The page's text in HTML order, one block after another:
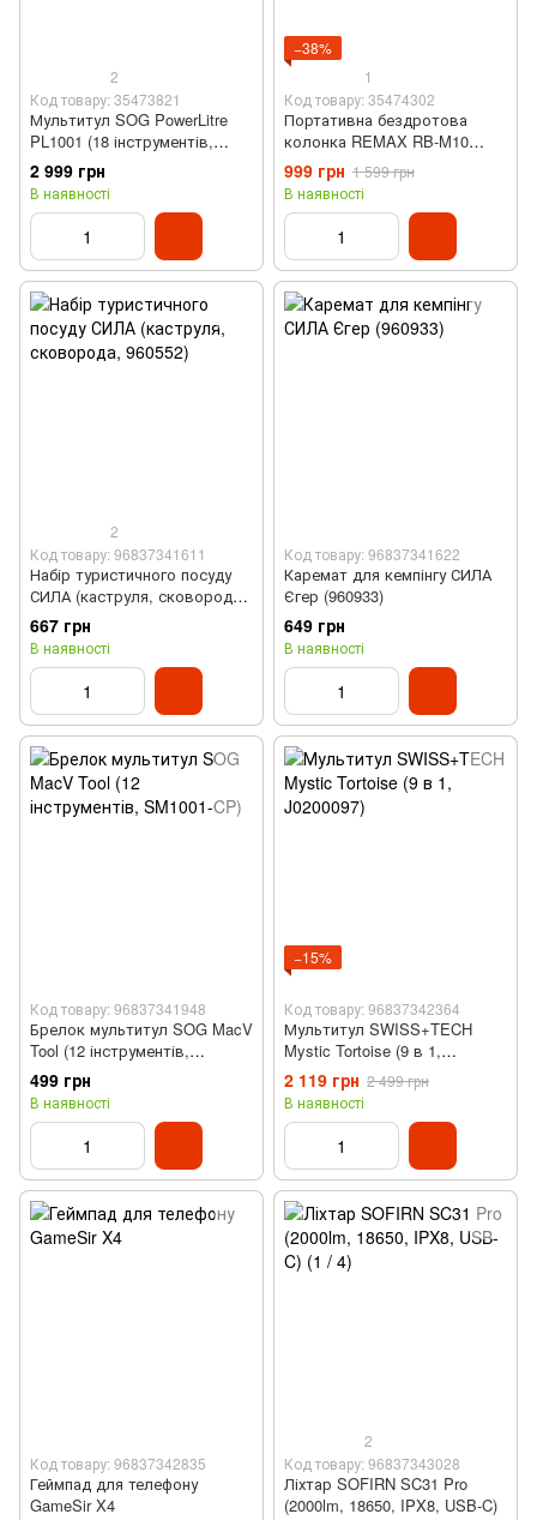
2
Код товару: 35473821
Мультитул SOG PowerLitre
PL1001 (18 інструментів,
тримач біт, ніж, штопор)
2 999 грн
В наявності
−38%
1
Код товару: 35474302
Портативна бездротова
колонка REMAX RB-M10
(Bluetooth, 4000 мАг, IP67,
AUX, RGB)
999 грн 1 599 грн
В наявності
2
Код товару: 96837341611
Набір туристичного посуду
СИЛА (каструля, сковорода,
960552)
667 грн
В наявності
Код товару: 96837341622
Каремат для кемпінгу СИЛА
Єгер (960933)
649 грн
В наявності
Код товару: 96837341948
Брелок мультитул SOG MacV
Tool (12 інструментів,
SM1001-CP)
499 грн
В наявності
−15%
Код товару: 96837342364
Мультитул SWISS+TECH
Mystic Tortoise (9 в 1,
J0200097)
2 119 грн 2 499 грн
В наявності
Код товару: 96837342835
Геймпад для телефону
GameSir X4
2
Код товару: 96837343028
Ліхтар SOFIRN SC31 Pro
(2000lm, 18650, IPX8‌, USB-C)